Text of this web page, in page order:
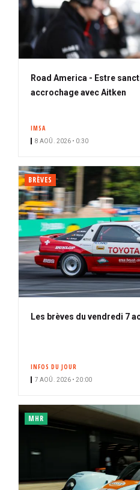
Road America - Estre
accrochage avec Aitken
IMSA
8 AOÛ. 2026 • 0:30
BRÈVES
Les brèves du vendredi 7
INFOS DU JOUR
7 AOÛ. 2026 • 20:00
MHR